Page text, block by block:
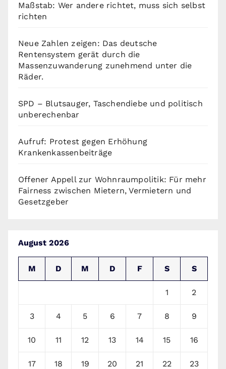
Maßstab: Wer andere richtet, muss sich selbst
richten
Neue Zahlen zeigen: Das deutsche
Rentensystem gerät durch die
Massenzuwanderung zunehmend unter die
Räder.
SPD – Blutsauger, Taschendiebe und politisch
unberechenbar
Aufruf: Protest gegen Erhöhung
Krankenkassenbeiträge
Offener Appell zur Wohnraumpolitik: Für mehr
Fairness zwischen Mietern, Vermietern und
Gesetzgeber
August 2026
M D M D F S S
1 2
3 4 5 6 7 8 9
10 11 12 13 14 15 16
17 18 19 20 21 22 23